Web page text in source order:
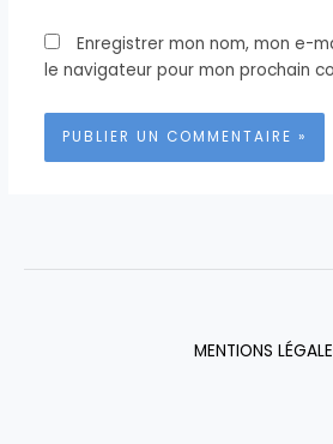
Enregistrer mon nom, mon e-
le navigateur pour mon prochain
MENTIONS